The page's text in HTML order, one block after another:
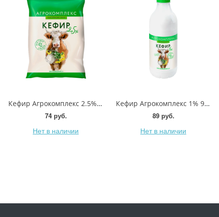
Кефир Агрокомплекс 2.5% 900мл
74 руб.
Нет в наличии
Кефир Агрокомплекс 1% 900мл
89 руб.
Нет в наличии